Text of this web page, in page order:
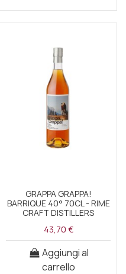
GRAPPA GRAPPA!
BARRIQUE 40° 70CL - RIME
CRAFT DISTILLERS
43,70 €
Aggiungi al
carrello